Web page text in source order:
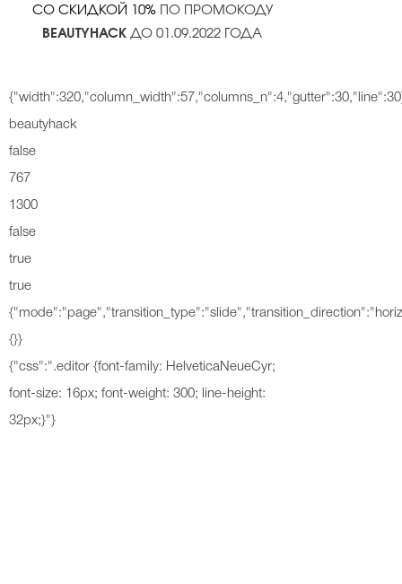
СО СКИДКОЙ 10%ПО ПРОМОКОДУ
BEAUTYHACK ДО 01.09.2022 ГОДА
beautyhack
false
767
1300
false
true
true
{}}
{"css":".editor {font-family: HelveticaNeueCyr;
font-size: 16px; font-weight: 300; line-height:
32px;}"}